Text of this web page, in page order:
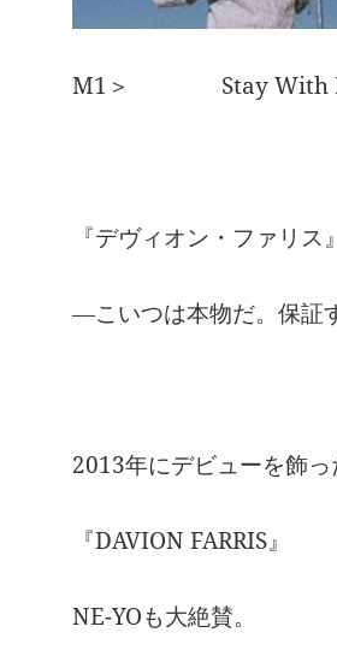
M1＞ Stay With
『デヴィオン・ファリス』
―こいつは本物だ。保証
2013年にデビューを飾
『DAVION FARRIS』
NE-YOも大絶賛。